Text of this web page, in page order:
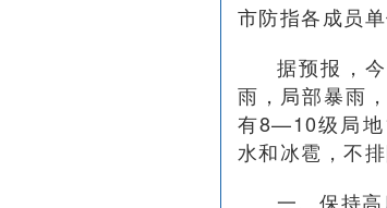
市防指各成员单
据预报，
雨，局部暴雨
有8—10级局地
水和冰雹，不
一、保持高